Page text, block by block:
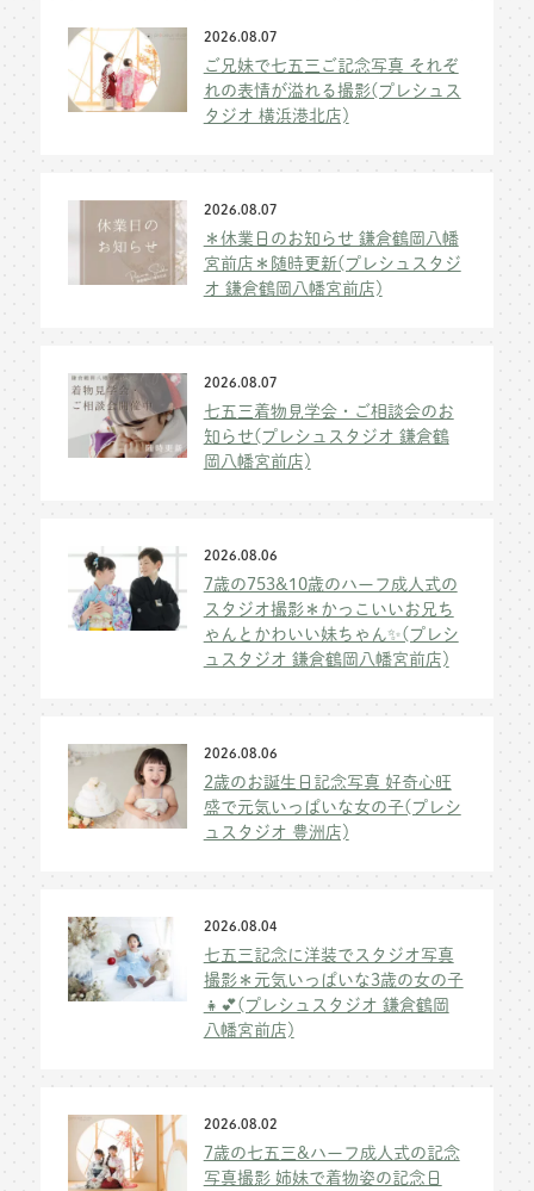
2026.08.07
ご兄妹で七五三ご記念写真 それぞ
れの表情が溢れる撮影(プレシュス
タジオ 横浜港北店)
2026.08.07
＊休業日のお知らせ 鎌倉鶴岡八幡
宮前店＊随時更新(プレシュスタジ
オ 鎌倉鶴岡八幡宮前店)
2026.08.07
七五三着物見学会・ご相談会のお
知らせ(プレシュスタジオ 鎌倉鶴
岡八幡宮前店)
2026.08.06
7歳の753&10歳のハーフ成人式の
スタジオ撮影＊かっこいいお兄ち
ゃんとかわいい妹ちゃん✨(プレシ
ュスタジオ 鎌倉鶴岡八幡宮前店)
2026.08.06
2歳のお誕生日記念写真 好奇心旺
盛で元気いっぱいな女の子(プレシ
ュスタジオ 豊洲店)
2026.08.04
七五三記念に洋装でスタジオ写真
撮影＊元気いっぱいな3歳の女の子
👧💕(プレシュスタジオ 鎌倉鶴岡
八幡宮前店)
2026.08.02
7歳の七五三&ハーフ成人式の記念
写真撮影 姉妹で着物姿の記念日